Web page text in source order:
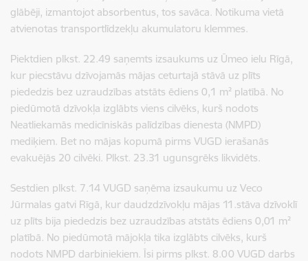
glābēji, izmantojot absorbentus, tos savāca. Notikuma vietā
atvienotas transportlīdzekļu akumulatoru klemmes.
Piektdien plkst. 22.49 saņemts izsaukums uz Ūmeo ielu Rīgā,
kur piecstāvu dzīvojamās mājas ceturtajā stāvā uz plīts
piededzis bez uzraudzības atstāts ēdiens 0,1 m² platībā. No
piedūmotā dzīvokļa izglābts viens cilvēks, kurš nodots
Neatliekamās medicīniskās palīdzības dienesta (NMPD)
mediķiem. Bet no mājas kopumā pirms VUGD ierašanās
evakuējās 20 cilvēki. Plkst. 23.31 ugunsgrēks likvidēts.
Sestdien plkst. 7.14 VUGD saņēma izsaukumu uz Veco
Jūrmalas gatvi Rīgā, kur daudzdzīvokļu mājas 11.stāva dzīvoklī
uz plīts bija piededzis bez uzraudzības atstāts ēdiens 0,01 m²
platībā. No piedūmotā mājokļa tika izglābts cilvēks, kurš
nodots NMPD darbiniekiem. Īsi pirms plkst. 8.00 VUGD darbs